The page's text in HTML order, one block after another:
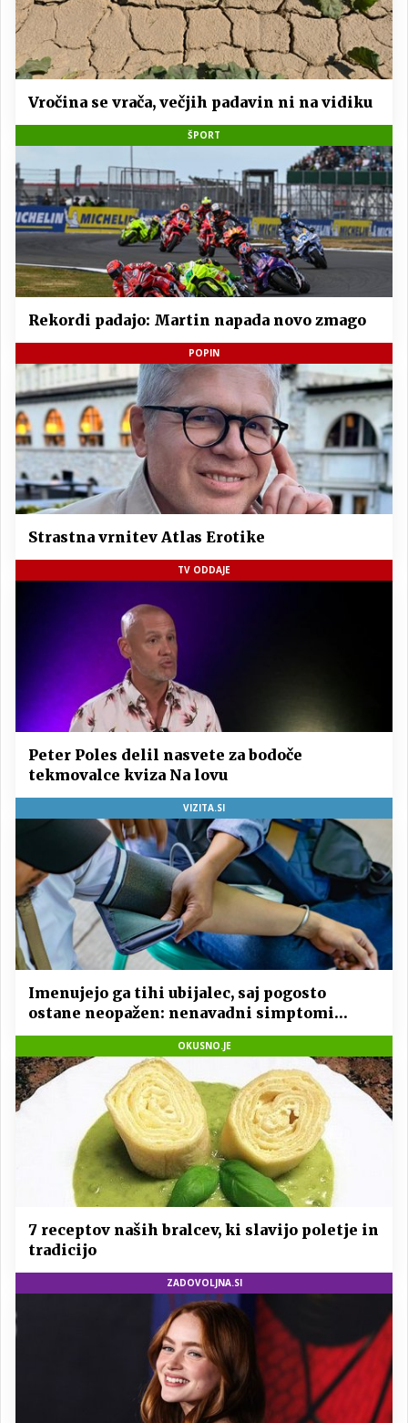
Vročina se vrača, večjih padavin ni na vidiku
ŠPORT
Rekordi padajo: Martin napada novo zmago
POPIN
Strastna vrnitev Atlas Erotike
TV ODDAJE
Peter Poles delil nasvete za bodoče
tekmovalce kviza Na lovu
VIZITA.SI
Imenujejo ga tihi ubijalec, saj pogosto
ostane neopažen: nenavadni simptomi
visokega holesterola
OKUSNO.JE
7 receptov naših bralcev, ki slavijo poletje in
tradicijo
ZADOVOLJNA.SI